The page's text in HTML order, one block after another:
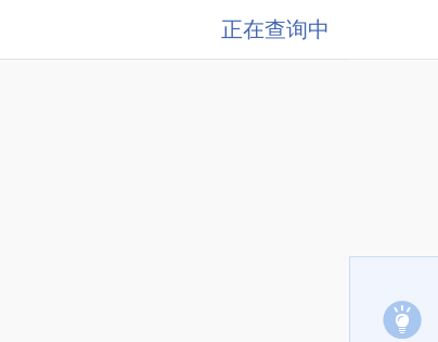
正在查询中